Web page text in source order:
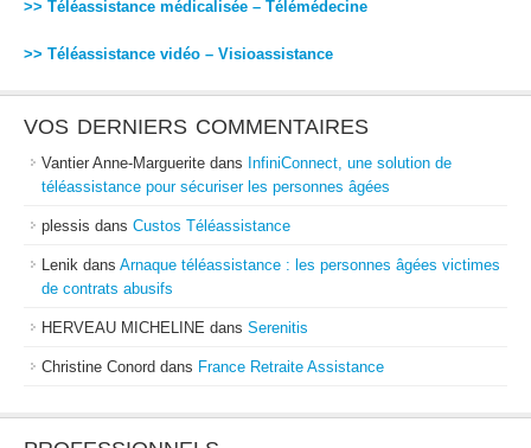
>> Téléassistance médicalisée – Télémédecine
>> Téléassistance vidéo – Visioassistance
VOS DERNIERS COMMENTAIRES
Vantier Anne-Marguerite dans InfiniConnect, une solution de
téléassistance pour sécuriser les personnes âgées
plessis dans Custos Téléassistance
Lenik dans Arnaque téléassistance : les personnes âgées victimes
de contrats abusifs
HERVEAU MICHELINE dans Serenitis
Christine Conord dans France Retraite Assistance